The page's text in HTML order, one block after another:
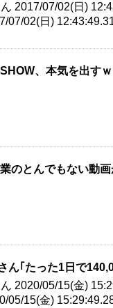
2017/07/02(日)
07/02(日)
、本気を出す
業のとんでもない
さん｢たった1日で
2020/05/15(金)
05/15(金)